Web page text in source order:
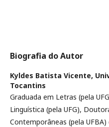
Biografia do Autor
Kyldes Batista Vicente,
Tocantins
Graduada em Letras (pela
Linguística (pela UFG),
Contemporâneas (pela